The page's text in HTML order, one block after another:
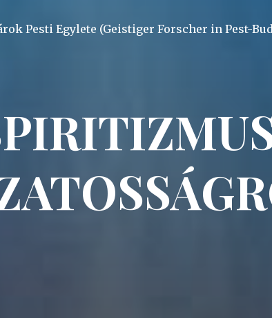
Pesti Egylete (Geistiger Forscher in Pest-